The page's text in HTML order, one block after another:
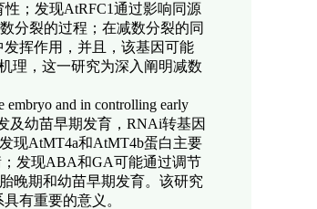
；发现AtRFC1通过影响同源
分裂的过程；在减数分裂的同
挥作用，并且，该基因可能
理，这一研究为深入阐明减数
and in controlling early
及幼苗早期发育，RNAi转基因
现AtMT4a和AtMT4b蛋白主要
发现ABA和GA可能通过调节
晚期和幼苗早期发育。该研究
有重要的意义。